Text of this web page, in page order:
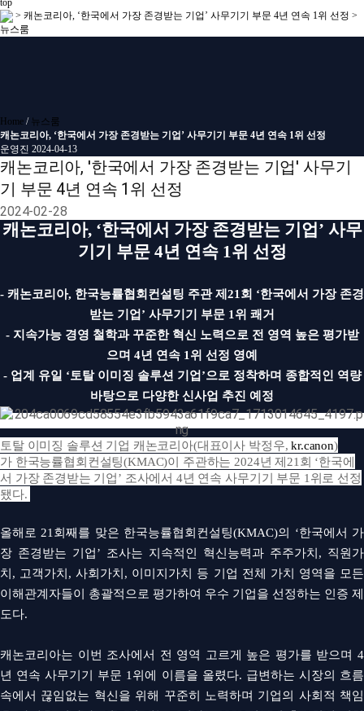
> 캐논코리아, ‘한국에서 가장 존경받는 기업’ 사무기기 부문 4년 연속 1위 선정 >
뉴스룸
Home / 뉴스룸
캐논코리아, ‘한국에서 가장 존경받는 기업’ 사무기기 부문 4년 연속 1위 선정
운영진 2024-04-13
캐논코리아, '한국에서 가장 존경받는 기업' 사무기
기 부문 4년 연속 1위 선정
2024-02-28
캐논코리아, ‘한국에서 가장 존경받는 기업’ 사무
기기 부문 4년 연속 1위 선정
- 캐논코리아, 한국능률협회컨설팅 주관 제21회 ‘한국에서 가장 존경
받는 기업’ 사무기기 부문 1위 쾌거
- 지속가능 경영 철학과 꾸준한 혁신 노력으로 전 영역 높은 평가받
으며 4년 연속 1위 선정 영예
- 업계 유일 ‘토탈 이미징 솔루션 기업’으로 정착하며 종합적인 역량
바탕으로 다양한 신사업 추진 예정
토탈 이미징 솔루션 기업 캐논코리아(대표이사 박정우,kr.canon)
가 한국능률협회컨설팅(KMAC)이 주관하는 2024년 제 21 회 ‘한국에
서 가장 존경받는 기업’ 조사에서 4년 연속 사무기기 부문 1 위로 선정
됐다.
올해로 21 회째를 맞은 한국능률협회컨설팅(KMAC)의 ‘한국에서 가
장 존경받는 기업’ 조사는 지속적인 혁신능력과 주주가치 , 직원가
치 , 고객가치 ,사회가치 , 이미지가치 등 기업 전체 가치 영역을 모든
이해관계자들이 총괄적으로 평가하여 우수 기업을 선정하는 인증 제
도다.
캐논코리아는 이번 조사에서 전 영역 고르게 높은 평가를 받으며 4
년 연속 사무기기 부문 1 위에 이름을 올렸다. 급변하는 시장의 흐름
속에서 끊임없는 혁신을 위해 꾸준히 노력하며 기업의 사회적 책임